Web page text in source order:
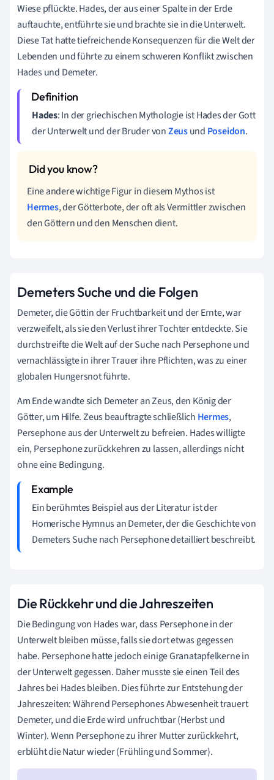
Wiese pflückte. Hades, der aus einer Spalte in der Erde
auftauchte, entführte sie und brachte sie in die Unterwelt.
Diese Tat hatte tiefreichende Konsequenzen für die Welt der
Lebenden und führte zu einem schweren Konflikt zwischen
Hades und Demeter.
Hades: In der griechischen Mythologie ist Hades der Gott
der Unterwelt und der Bruder vonZeusund Poseidon.
Eine andere wichtige Figur in diesem Mythos ist
Hermes, der Götterbote, der oft als Vermittler zwischen
den Göttern und den Menschen dient.
Demeters Suche und die Folgen
Demeter, die Göttin der Fruchtbarkeit und der Ernte, war
verzweifelt, als sie den Verlust ihrer Tochter entdeckte. Sie
durchstreifte die Welt auf der Suche nach Persephone und
vernachlässigte in ihrer Trauer ihre Pflichten, was zu einer
globalen Hungersnot führte.
Am Ende wandte sich Demeter an Zeus, den König der
Götter, um Hilfe. Zeus beauftragte schließlich Hermes,
Persephone aus der Unterwelt zu befreien. Hades willigte
ein, Persephone zurückkehren zu lassen, allerdings nicht
ohne eine Bedingung.
Ein berühmtes Beispiel aus der Literatur ist der
Homerische Hymnus an Demeter, der die Geschichte von
Demeters Suche nach Persephone detailliert beschreibt.
Die Rückkehr und die Jahreszeiten
Die Bedingung von Hades war, dass Persephone in der
Unterwelt bleiben müsse, falls sie dort etwas gegessen
habe. Persephone hatte jedoch einige Granatapfelkerne in
der Unterwelt gegessen. Daher musste sie einen Teil des
Jahres bei Hades bleiben. Dies führte zur Entstehung der
Jahreszeiten: Während Persephones Abwesenheit trauert
Demeter, und die Erde wird unfruchtbar (Herbst und
Winter). Wenn Persephone zu ihrer Mutter zurückkehrt,
erblüht die Natur wieder (Frühling und Sommer).